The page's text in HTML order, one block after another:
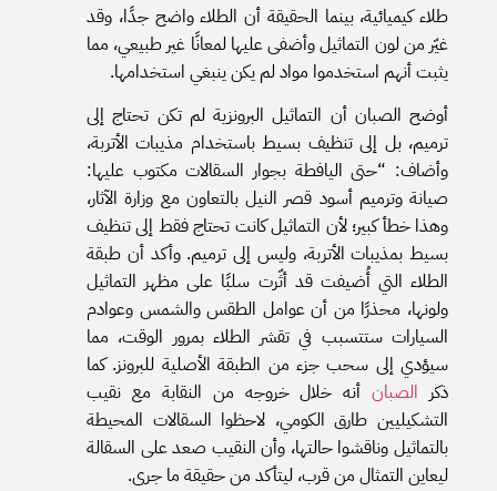
طلاء كيميائية، بينما الحقيقة أن الطلاء واضح جدًا، وقد
غيّر من لون التماثيل وأضفى عليها لمعانًا غير طبيعي، مما
يثبت أنهم استخدموا مواد لم يكن ينبغي استخدامها.
أوضح الصبان أن التماثيل البرونزية لم تكن تحتاج إلى
ترميم، بل إلى تنظيف بسيط باستخدام مذيبات الأتربة،
وأضاف: “حتى اليافطة بجوار السقالات مكتوب عليها:
صيانة وترميم أسود قصر النيل بالتعاون مع وزارة الآثار،
وهذا خطأ كبير؛ لأن التماثيل كانت تحتاج فقط إلى تنظيف
بسيط بمذيبات الأتربة، وليس إلى ترميم. وأكد أن طبقة
الطلاء التي أُضيفت قد أثّرت سلبًا على مظهر التماثيل
ولونها، محذرًا من أن عوامل الطقس والشمس وعوادم
السيارات ستتسبب في تقشر الطلاء بمرور الوقت، مما
سيؤدي إلى سحب جزء من الطبقة الأصلية للبرونز. كما
ذكر الصبانأنه خلال خروجه من النقابة مع نقيب
التشكيليين طارق الكومي، لاحظوا السقالات المحيطة
بالتماثيل وناقشوا حالتها، وأن النقيب صعد على السقالة
ليعاين التمثال من قرب، ليتأكد من حقيقة ما جرى.